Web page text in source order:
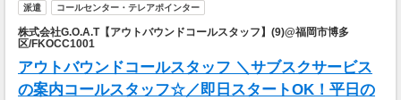
派遣 コールセンター・テレアポインター
株式会社G.O.A.T【アウトバウンドコールスタッフ】(9)@福岡市博多
区/FKOCC1001
アウトバウンドコールスタッフ ＼サブスクサービス
の案内コールスタッフ☆／即日スタートOK！平日の